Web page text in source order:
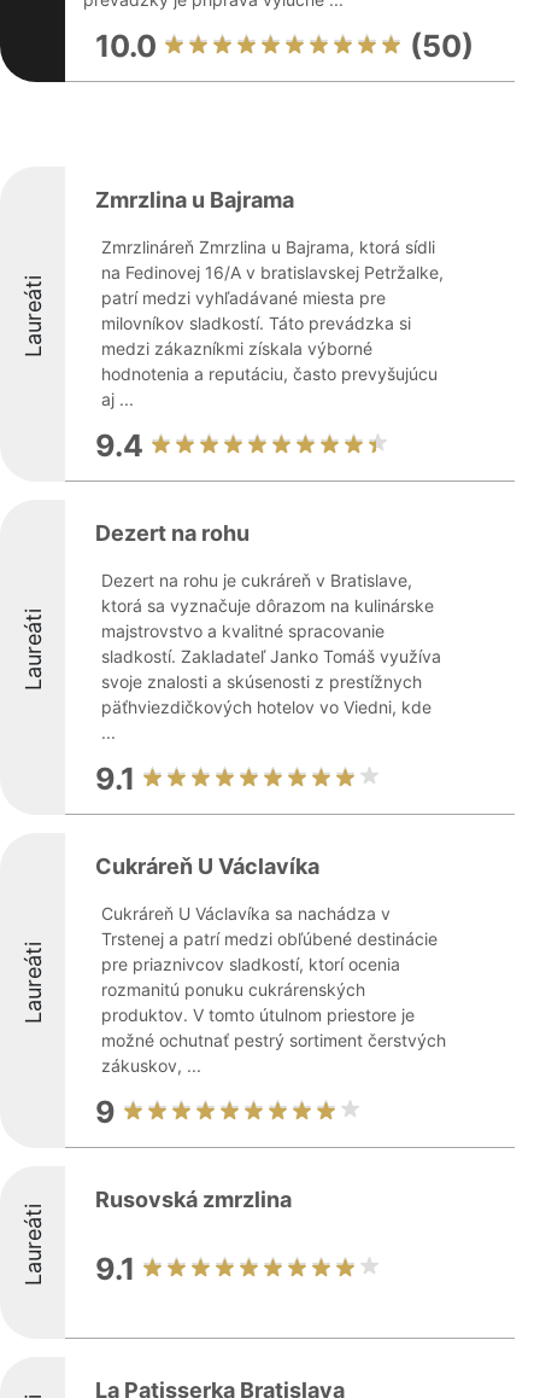
10.0 (50)
Laureáti
Zmrzlina u Bajrama
Zmrzlináreň Zmrzlina u Bajrama, ktorá sídli
na Fedinovej 16/A v bratislavskej Petržalke,
patrí medzi vyhľadávané miesta pre
milovníkov sladkostí. Táto prevádzka si
medzi zákazníkmi získala výborné
hodnotenia a reputáciu, často prevyšujúcu
aj ...
9.4
Laureáti
Dezert na rohu
Dezert na rohu je cukráreň v Bratislave,
ktorá sa vyznačuje dôrazom na kulinárske
majstrovstvo a kvalitné spracovanie
sladkostí. Zakladateľ Janko Tomáš využíva
svoje znalosti a skúsenosti z prestížnych
päťhviezdičkových hotelov vo Viedni, kde
...
9.1
Laureáti
Cukráreň U Václavíka
Cukráreň U Václavíka sa nachádza v
Trstenej a patrí medzi obľúbené destinácie
pre priaznivcov sladkostí, ktorí ocenia
rozmanitú ponuku cukrárenských
produktov. V tomto útulnom priestore je
možné ochutnať pestrý sortiment čerstvých
zákuskov, ...
9
Laureáti
Rusovská zmrzlina
9.1
La Patisserka Bratislava